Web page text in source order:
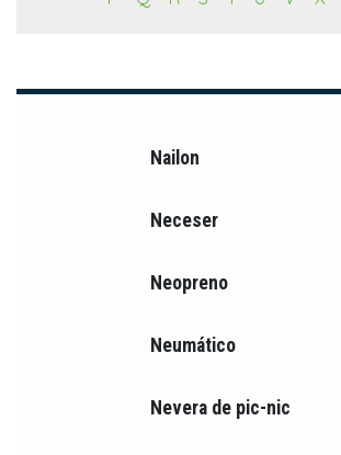
Nailon
Neceser
Neopreno
Neumático
Nevera de pic-nic